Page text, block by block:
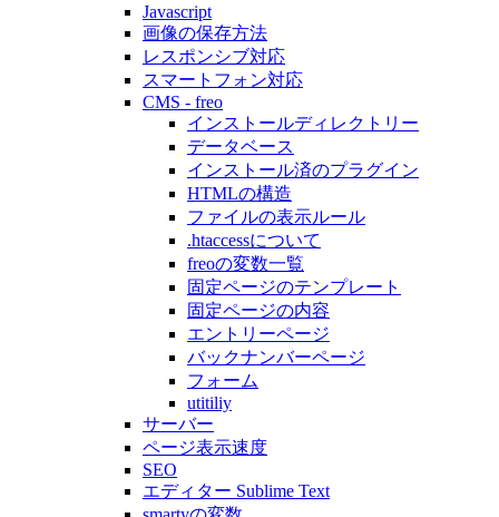
Javascript
画像の保存方法
レスポンシブ対応
スマートフォン対応
CMS - freo
インストールディレクトリー
データベース
インストール済のプラグイン
HTMLの構造
ファイルの表示ルール
.htaccessについて
freoの変数一覧
固定ページのテンプレート
固定ページの内容
エントリーページ
バックナンバーページ
フォーム
utitiliy
サーバー
ページ表示速度
SEO
エディター Sublime Text